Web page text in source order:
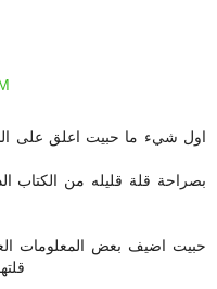
اول شيء ما حبيت اعلق على
بصراحة قلة قليله من الكتاب
حبيت اضيف بعض المعلومات